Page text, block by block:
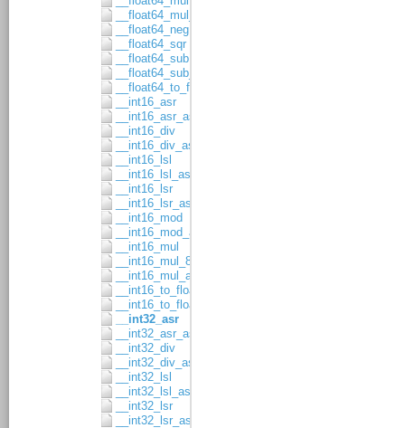
__float64_mul_asgn
__float64_neg
__float64_sqr
__float64_sub
__float64_sub_asgn
__float64_to_float32
__int16_asr
__int16_asr_asgn
__int16_div
__int16_div_asgn
__int16_lsl
__int16_lsl_asgn
__int16_lsr
__int16_lsr_asgn
__int16_mod
__int16_mod_asgn
__int16_mul
__int16_mul_8x8
__int16_mul_asgn
__int16_to_float32
__int16_to_float64
__int32_asr
__int32_asr_asgn
__int32_div
__int32_div_asgn
__int32_lsl
__int32_lsl_asgn
__int32_lsr
__int32_lsr_asgn